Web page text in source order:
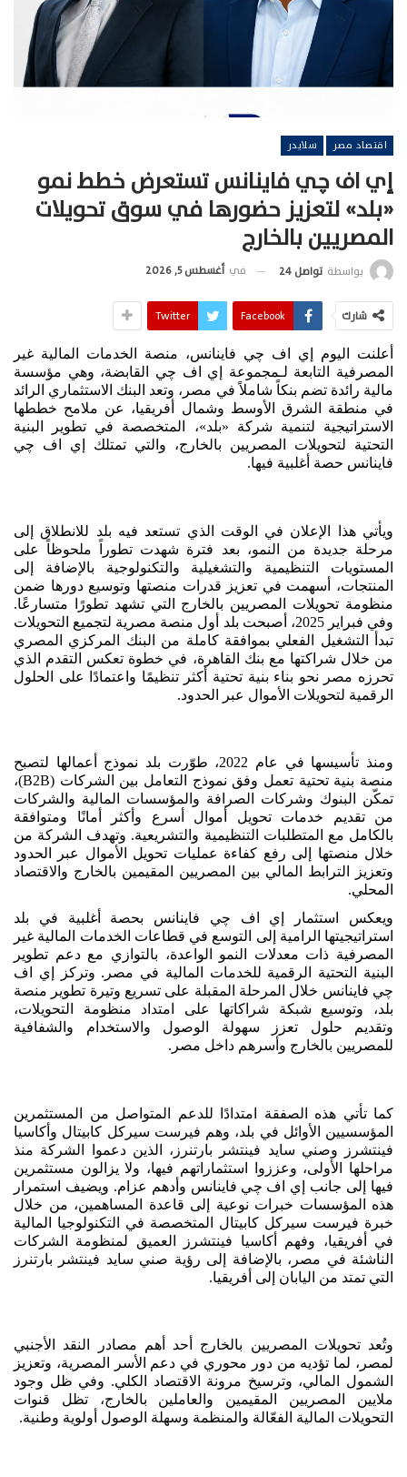
اقتصاد مصر سلايدر
إي اف چي فاينانس تستعرض خطط نمو
«بلد» لتعزيز حضورها في سوق تحويلات
المصريين بالخارج
بواسطة تواصل 24 في أغسطس 5, 2026
شارك Facebook
Twitter
أعلنت اليوم إي اف چي فاينانس، منصة الخدمات المالية غير
المصرفية التابعة لـمجموعة إي اف چي القابضة، وهي مؤسسة
مالية رائدة تضم بنكاً شاملاً في مصر، وتعد البنك الاستثماري الرائد
في منطقة الشرق الأوسط وشمال أفريقيا، عن ملامح خططها
الاستراتيجية لتنمية شركة «بلد»، المتخصصة في تطوير البنية
التحتية لتحويلات المصريين بالخارج، والتي تمتلك إي اف چي
فاينانس حصة أغلبية فيها.
ويأتي هذا الإعلان في الوقت الذي تستعد فيه بلد للانطلاق إلى
مرحلة جديدة من النمو، بعد فترة شهدت تطوراً ملحوظاً على
المستويات التنظيمية والتشغيلية والتكنولوجية بالإضافة إلى
المنتجات، أسهمت في تعزيز قدرات منصتها وتوسيع دورها ضمن
منظومة تحويلات المصريين بالخارج التي تشهد تطورًا متسارعًا.
وفي فبراير 2025، أصبحت بلد أول منصة مصرية لتجميع التحويلات
تبدأ التشغيل الفعلي بموافقة كاملة من البنك المركزي المصري
من خلال شراكتها مع بنك القاهرة، في خطوة تعكس التقدم الذي
تحرزه مصر نحو بناء بنية تحتية أكثر تنظيمًا واعتمادًا على الحلول
الرقمية لتحويلات الأموال عبر الحدود.
ومنذ تأسيسها في عام 2022، طوّرت بلد نموذج أعمالها لتصبح
منصة بنية تحتية تعمل وفق نموذج التعامل بين الشركات (B2B)،
تمكّن البنوك وشركات الصرافة والمؤسسات المالية والشركات
من تقديم خدمات تحويل أموال أسرع وأكثر أمانًا ومتوافقة
بالكامل مع المتطلبات التنظيمية والتشريعية. وتهدف الشركة من
خلال منصتها إلى رفع كفاءة عمليات تحويل الأموال عبر الحدود
وتعزيز الترابط المالي بين المصريين المقيمين بالخارج والاقتصاد
المحلي.
ويعكس استثمار إي اف چي فاينانس بحصة أغلبية في بلد
استراتيجيتها الرامية إلى التوسع في قطاعات الخدمات المالية غير
المصرفية ذات معدلات النمو الواعدة، بالتوازي مع دعم تطوير
البنية التحتية الرقمية للخدمات المالية في مصر. وتركز إي اف
چي فاينانس خلال المرحلة المقبلة على تسريع وتيرة تطوير منصة
بلد، وتوسيع شبكة شراكاتها على امتداد منظومة التحويلات،
وتقديم حلول تعزز سهولة الوصول والاستخدام والشفافية
للمصريين بالخارج وأسرهم داخل مصر.
كما تأتي هذه الصفقة امتدادًا للدعم المتواصل من المستثمرين
المؤسسيين الأوائل في بلد، وهم فيرست سيركل كابيتال وأكاسيا
فينتشرز وصني سايد فينتشر بارتنرز، الذين دعموا الشركة منذ
مراحلها الأولى، وعززوا استثماراتهم فيها، ولا يزالون مستثمرين
فيها إلى جانب إي اف چي فاينانس وأدهم عزام. ويضيف استمرار
هذه المؤسسات خبرات نوعية إلى قاعدة المساهمين، من خلال
خبرة فيرست سيركل كابيتال المتخصصة في التكنولوجيا المالية
في أفريقيا، وفهم أكاسيا فينتشرز العميق لمنظومة الشركات
الناشئة في مصر، بالإضافة إلى رؤية صني سايد فينتشر بارتنرز
التي تمتد من اليابان إلى أفريقيا.
وتُعد تحويلات المصريين بالخارج أحد أهم مصادر النقد الأجنبي
لمصر، لما تؤديه من دور محوري في دعم الأسر المصرية، وتعزيز
الشمول المالي، وترسيخ مرونة الاقتصاد الكلي. وفي ظل وجود
ملايين المصريين المقيمين والعاملين بالخارج، تظل قنوات
التحويلات المالية الفعّالة والمنظمة وسهلة الوصول أولوية وطنية.